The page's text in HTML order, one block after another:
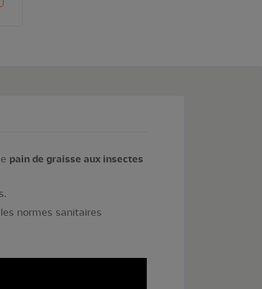
pain de graisse aux insectes
normes sanitaires